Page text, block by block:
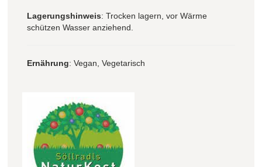
Lagerungshinweis: Trocken lagern, vor Wärme
schützen Wasser anziehend.
Ernährung: Vegan, Vegetarisch